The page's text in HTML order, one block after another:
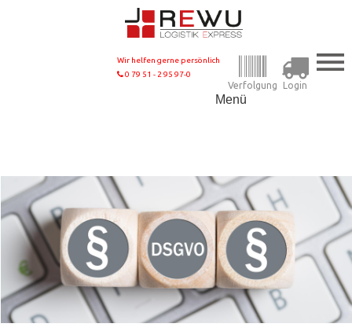
Wir helfen gerne persönlich
0 79 51 - 2 95 97-0
Verfolgung Login
Menü